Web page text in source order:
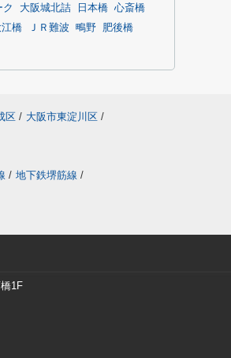
ク 大阪城北詰 日本橋 心斎橋
江橋 ＪＲ難波 鴫野
肥後橋
区 / 大阪市東淀川区 /
/ 地下鉄堺筋線 /
1F